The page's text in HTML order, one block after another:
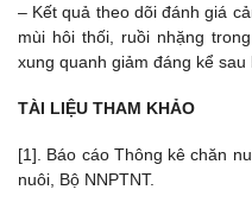
– Kết quả theo dõi đánh giá
mùi hôi thối, ruồi nhặng
xung quanh giảm đáng kể sau
TÀI LIỆU THAM KHẢO
[1]. Báo cáo Thông kê chăn
nuôi, Bộ NNPTNT.